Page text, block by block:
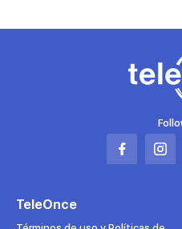
Abrir
Abrir
TeleOnce